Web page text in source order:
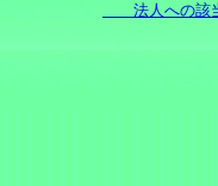
法人への該当